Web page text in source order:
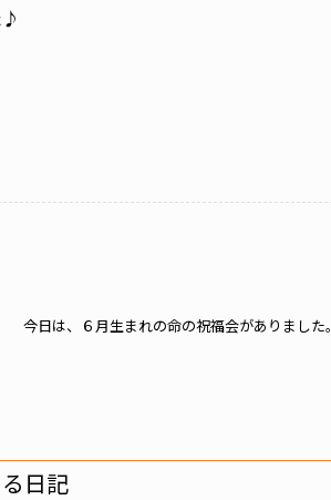
♪
今日は、６月生まれの命の祝福会がありました。
日記